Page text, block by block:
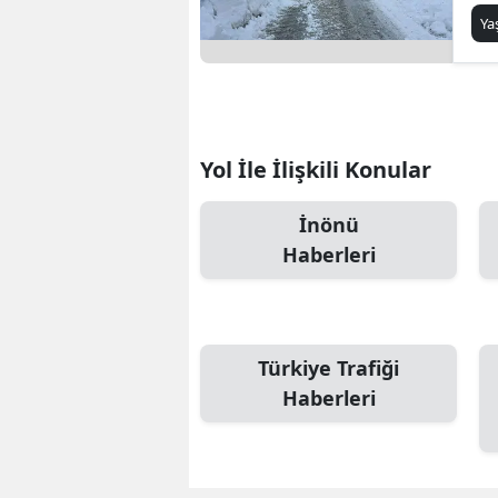
Yol İle İlişkili Konular
İnönü
Haberleri
Türkiye Trafiği
Haberleri